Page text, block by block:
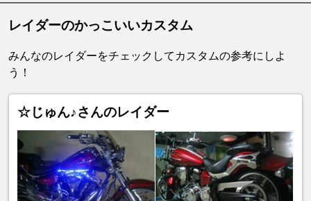
レイダーのかっこいいカスタム
みんなのレイダーをチェックしてカスタムの参考にしよ
う！
☆じゅん♪さんのレイダー